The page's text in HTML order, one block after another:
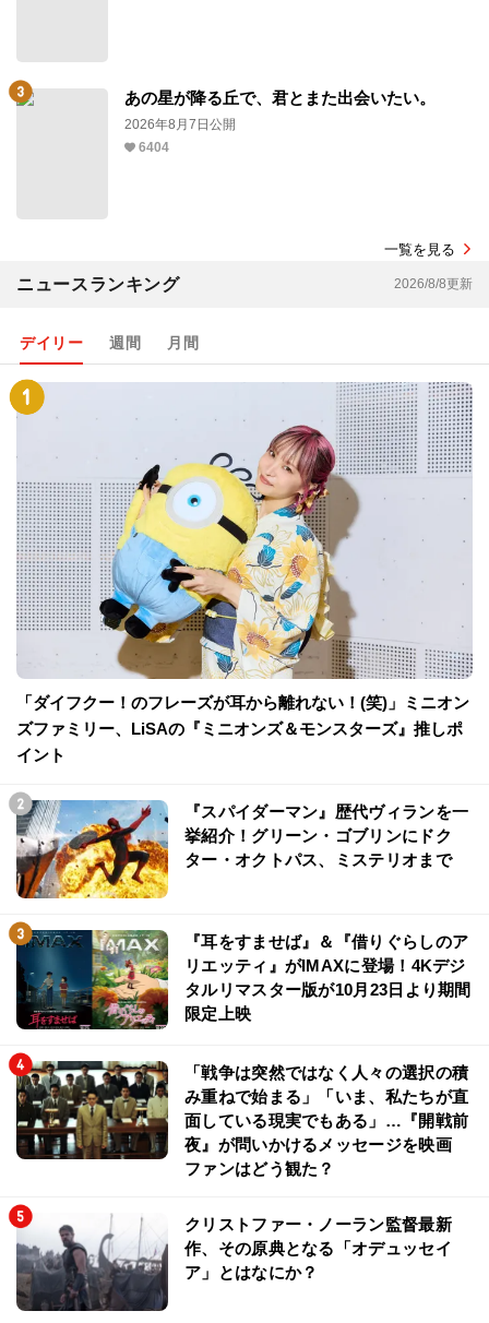
あの星が降る丘で、君とまた出会いたい。
2026年8月7日公開
6404
一覧を見る
ニュースランキング 2026/8/8更新
デイリー 週間 月間
「ダイフクー！のフレーズが耳から離れない！(笑)」ミニオン
ズファミリー、LiSAの『ミニオンズ＆モンスターズ』推しポ
イント
『スパイダーマン』歴代ヴィランを一
挙紹介！グリーン・ゴブリンにドク
ター・オクトパス、ミステリオまで
『耳をすませば』＆『借りぐらしのア
リエッティ』がIMAXに登場！4Kデジ
タルリマスター版が10月23日より期間
限定上映
「戦争は突然ではなく人々の選択の積
み重ねで始まる」「いま、私たちが直
面している現実でもある」…『開戦前
夜』が問いかけるメッセージを映画
ファンはどう観た？
クリストファー・ノーラン監督最新
作、その原典となる「オデュッセイ
ア」とはなにか？